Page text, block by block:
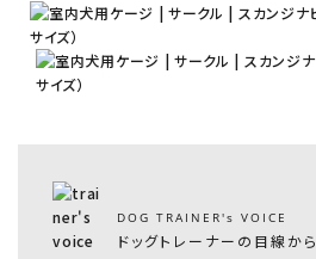
DOG TRAINER's VOICE
ドッグトレーナーの目線から